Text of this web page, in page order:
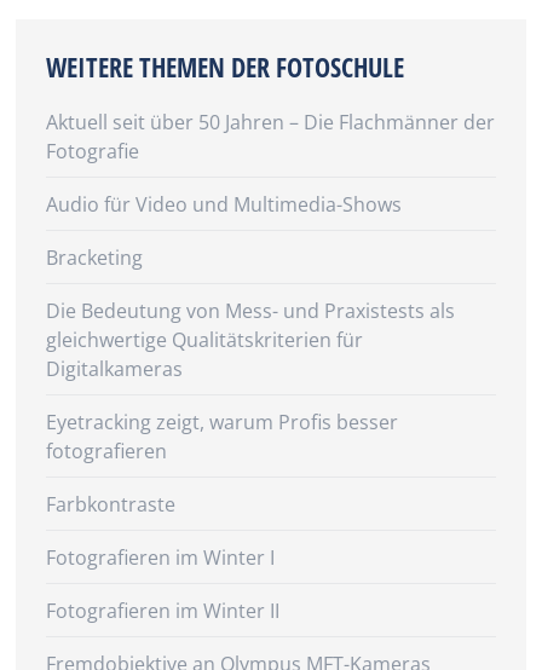
WEITERE THEMEN DER FOTOSCHULE
Aktuell seit über 50 Jahren – Die Flachmänner der
Fotografie
Audio für Video und Multimedia-Shows
Bracketing
Die Bedeutung von Mess- und Praxistests als
gleichwertige Qualitätskriterien für
Digitalkameras
Eyetracking zeigt, warum Profis besser
fotografieren
Farbkontraste
Fotografieren im Winter I
Fotografieren im Winter II
Fremdobjektive an Olympus MFT-Kameras